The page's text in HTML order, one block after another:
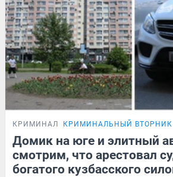
КРИМИНАЛ КРИМИНАЛЬНЫЙ ВТОРНИК
Домик на юге и элитный
смотрим, что арестовал
богатого кузбасского